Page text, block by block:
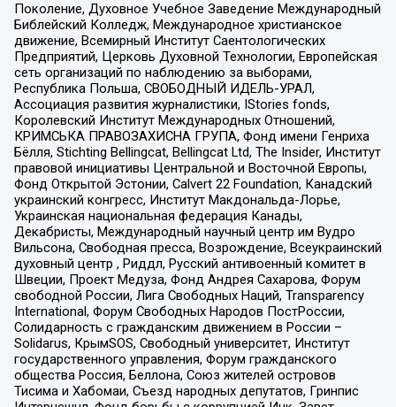
Поколение, Духовное Учебное Заведение Международный
Библейский Колледж, Международное христианское
движение, Всемирный Институт Саентологических
Предприятий, Церковь Духовной Технологии, Европейская
сеть организаций по наблюдению за выборами,
Республика Польша, СВОБОДНЫЙ ИДЕЛЬ-УРАЛ,
Ассоциация развития журналистики, IStories fonds,
Королевский Институт Международных Отношений,
КРИМСЬКА ПРАВОЗАХИСНА ГРУПА, Фонд имени Генриха
Бёлля, Stichting Bellingcat, Bellingcat Ltd, The Insider, Институт
правовой инициативы Центральной и Восточной Европы,
Фонд Открытой Эстонии, Calvert 22 Foundation, Канадский
украинский конгресс, Институт Макдональда-Лорье,
Украинская национальная федерация Канады,
Декабристы, Международный научный центр им Вудро
Вильсона, Свободная пресса, Возрождение, Всеукраинский
духовный центр , Риддл, Русский антивоенный комитет в
Швеции, Проект Медуза, Фонд Андрея Сахарова, Форум
свободной России, Лига Свободных Наций, Transparеncy
International, Форум Свободных Народов ПостРоссии,
Солидарность с гражданским движением в России –
Solidarus, КрымSOS, Свободный университет, Институт
государственного управления, Форум гражданского
общества Россия, Беллона, Союз жителей островов
Тисима и Хабомаи, Съезд народных депутатов, Гринпис